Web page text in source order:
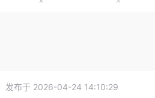
发布于 2026-04-24 14:10:29